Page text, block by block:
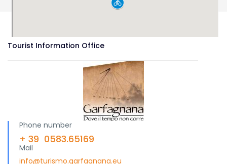
Tourist Information Office
Phone number
+ 39 0583.65169
Mail
info@turismo.garfagnana.eu